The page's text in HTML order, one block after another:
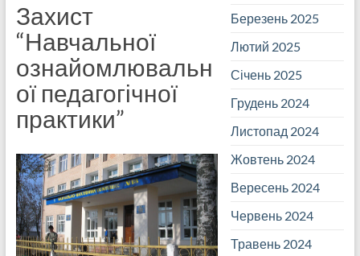
Захист
“Навчальної
ознайомлювальн
ої педагогічної
практики”
Березень 2025
Лютий 2025
Січень 2025
Грудень 2024
Листопад 2024
Жовтень 2024
Вересень 2024
Червень 2024
Травень 2024